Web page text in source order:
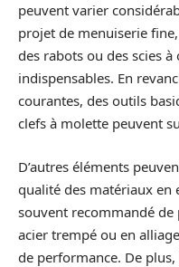
peuvent varier
projet de menuiserie
des rabots ou des scies à
indispensables. En
courantes, des outils
clefs à molette peuvent
D’autres éléments
qualité des matériaux en
souvent recommandé
acier trempé ou en
de performance. De